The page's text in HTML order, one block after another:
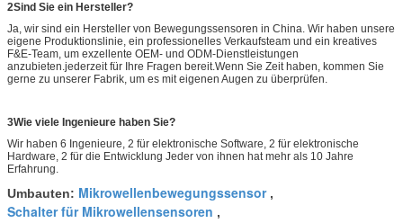
2Sind Sie ein Hersteller?
Ja, wir sind ein Hersteller von Bewegungssensoren in China. Wir haben unsere
eigene Produktionslinie, ein professionelles Verkaufsteam und ein kreatives
F&E-Team, um exzellente OEM- und ODM-Dienstleistungen
anzubieten.jederzeit für Ihre Fragen bereit.Wenn Sie Zeit haben, kommen Sie
gerne zu unserer Fabrik, um es mit eigenen Augen zu überprüfen.
3Wie viele Ingenieure haben Sie?
Wir haben 6 Ingenieure, 2 für elektronische Software, 2 für elektronische
Hardware, 2 für die Entwicklung Jeder von ihnen hat mehr als 10 Jahre
Erfahrung.
Umbauten: Mikrowellenbewegungssensor,
Schalter für Mikrowellensensoren ,